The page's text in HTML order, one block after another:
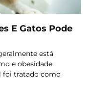
E Gatos Pode
está
e obesidade
foi tratado como